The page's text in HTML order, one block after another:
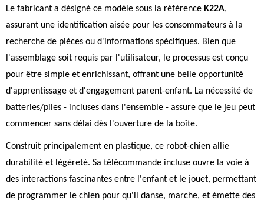
Le fabricant a désigné ce modèle sous la référence K22A,
assurant une identification aisée pour les consommateurs à la
recherche de pièces ou d'informations spécifiques. Bien que
l'assemblage soit requis par l'utilisateur, le processus est conçu
pour être simple et enrichissant, offrant une belle opportunité
d'apprentissage et d'engagement parent-enfant. La nécessité de
batteries/piles - incluses dans l'ensemble - assure que le jeu peut
commencer sans délai dès l'ouverture de la boîte.
Construit principalement en plastique, ce robot-chien allie
durabilité et légèreté. Sa télécommande incluse ouvre la voie à
des interactions fascinantes entre l'enfant et le jouet, permettant
de programmer le chien pour qu'il danse, marche, et émette des